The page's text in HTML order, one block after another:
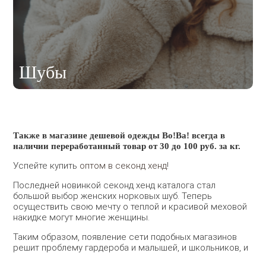
Шубы
Также в магазине дешевой одежды Во!Ва! всегда в
наличии переработанный товар от 30 до 100 руб. за кг.
Успейте купить оптом в секонд хенд!
Последней новинкой секонд хенд каталога стал
большой выбор женских норковых шуб. Теперь
осуществить свою мечту о теплой и красивой меховой
накидке могут многие женщины.
Таким образом, появление сети подобных магазинов
решит проблему гардероба и малышей, и школьников, и